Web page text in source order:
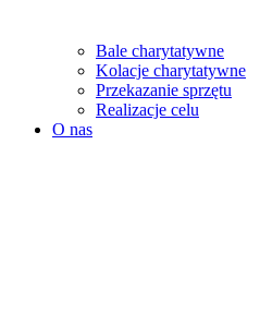
Bale charytatywne
Kolacje charytatywne
Przekazanie sprzętu
Realizacje celu
O nas